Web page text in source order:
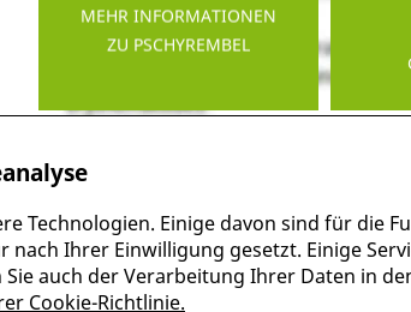
MEHR INFORMATIONEN
ZU PSCHYREMBEL
Technologien. Einige davon sind für die
Ihrer Einwilligung gesetzt. Einige
auch der Verarbeitung Ihrer Daten in
Cookie-Richtlinie.